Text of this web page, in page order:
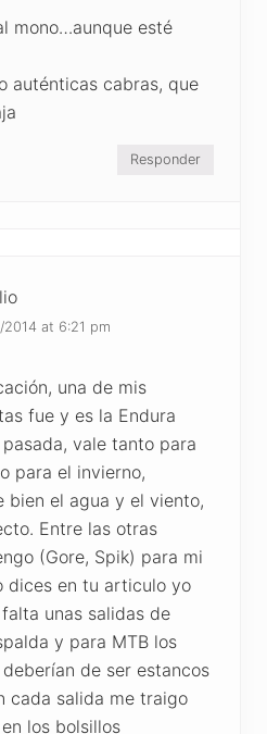
mono…aunque esté
auténticas cabras, que
Responder
2014 at 6:21 pm
una de mis
fue y es la Endura
vale tanto para
para el invierno,
bien el agua y el viento,
Entre las otras
(Gore, Spik) para mi
dices en tu articulo yo
unas salidas de
y para MTB los
de ser estancos
cada salida me traigo
los bolsillos